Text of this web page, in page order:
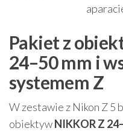
Pakiet z
24–50 mm i
systemem Z
W zestawie z Nikon Z 5
obiektywNIKKOR Z